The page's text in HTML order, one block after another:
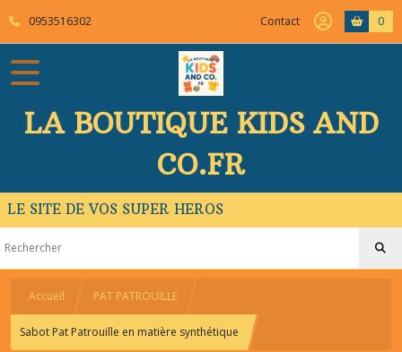
0953516302 Contact 0
LA BOUTIQUE KIDS AND
CO.FR
LE SITE DE VOS SUPER HEROS
Accueil PAT PATROUILLE
Sabot Pat Patrouille en matière synthétique